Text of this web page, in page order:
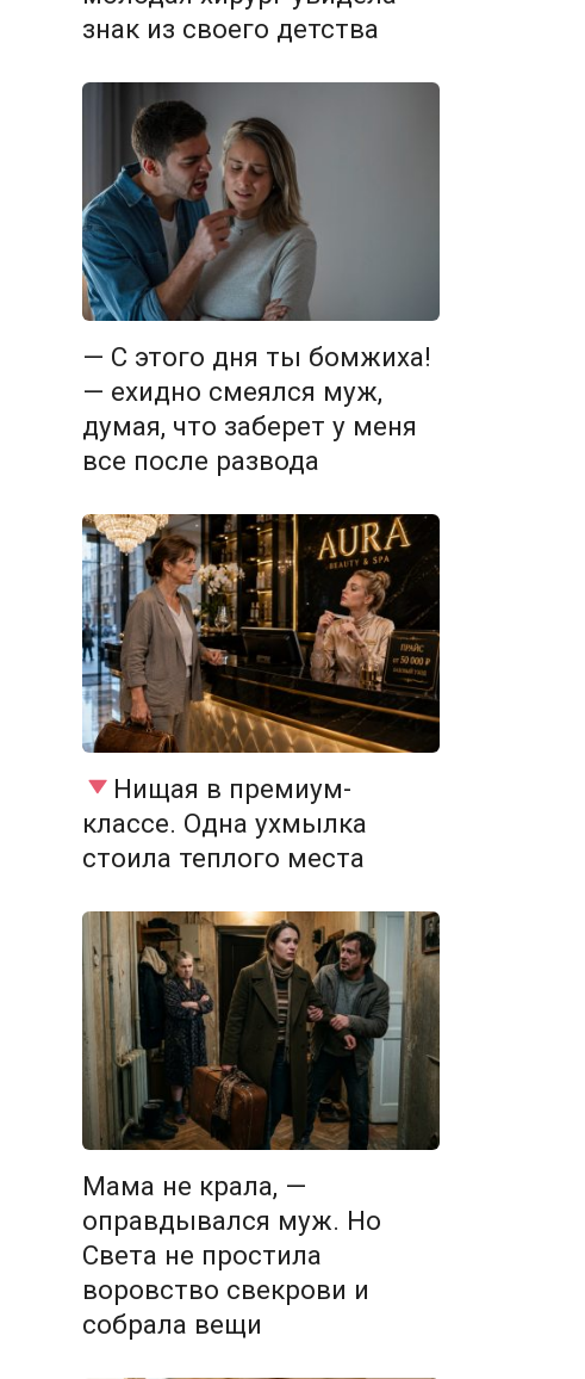
знак из своего детства
— С этого дня ты бомжиха!
— ехидно смеялся муж,
думая, что заберет у меня
все после развода
Нищая в премиум-
классе. Одна ухмылка
стоила теплого места
Мама не крала, —
оправдывался муж. Но
Света не простила
воровство свекрови и
собрала вещи